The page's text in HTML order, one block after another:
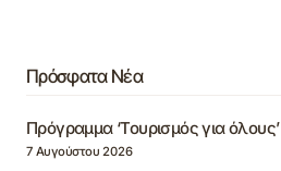
Πρόσφατα Νέα
Πρόγραμμα ‘Τουρισμός για όλους’
7 Αυγούστου 2026